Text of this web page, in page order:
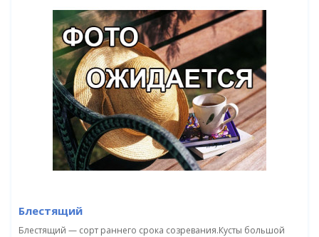
Блестящий
Блестящий — сорт раннего срока созревания.Кусты большой